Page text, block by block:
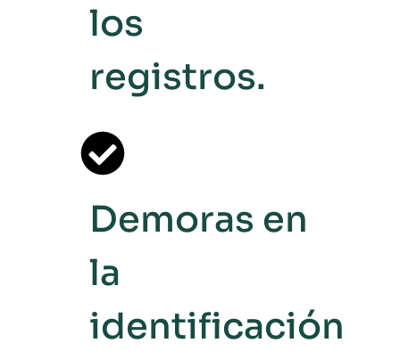
los
registros.
Demoras en
la
identificación